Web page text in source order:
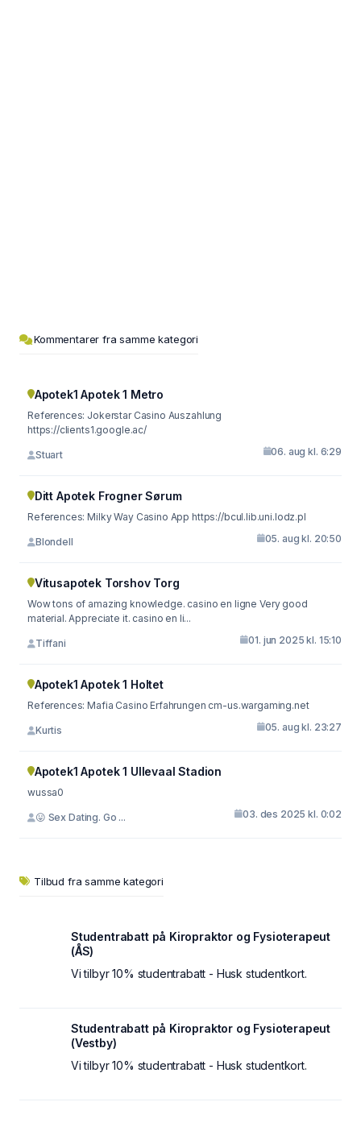
Kommentarer fra samme kategori
Apotek1 Apotek 1 Metro
References: Jokerstar Casino Auszahlung
https://clients1.google.ac/
Stuart 06. aug kl. 6:29
Ditt Apotek Frogner Sørum
References: Milky Way Casino App https://bcul.lib.uni.lodz.pl
Blondell 05. aug kl. 20:50
Vitusapotek Torshov Torg
Wow tons of amazing knowledge. casino en ligne Very good
material. Appreciate it. casino en li...
Tiffani 01. jun 2025 kl. 15:10
Apotek1 Apotek 1 Holtet
References: Mafia Casino Erfahrungen cm-us.wargaming.net
Kurtis 05. aug kl. 23:27
Apotek1 Apotek 1 Ullevaal Stadion
wussa0
😛 Sex Dating. Go ... 03. des 2025 kl. 0:02
Tilbud fra samme kategori
Studentrabatt på Kiropraktor og Fysioterapeut
(ÅS)
Vi tilbyr 10% studentrabatt - Husk studentkort.
Studentrabatt på Kiropraktor og Fysioterapeut
(Vestby)
Vi tilbyr 10% studentrabatt - Husk studentkort.